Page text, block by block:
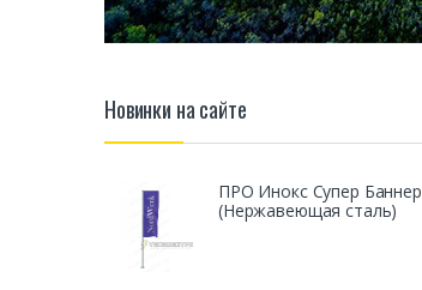
Новинки на сайте
ПРО Инокс Супер Баннер
(Нержавеющая сталь)